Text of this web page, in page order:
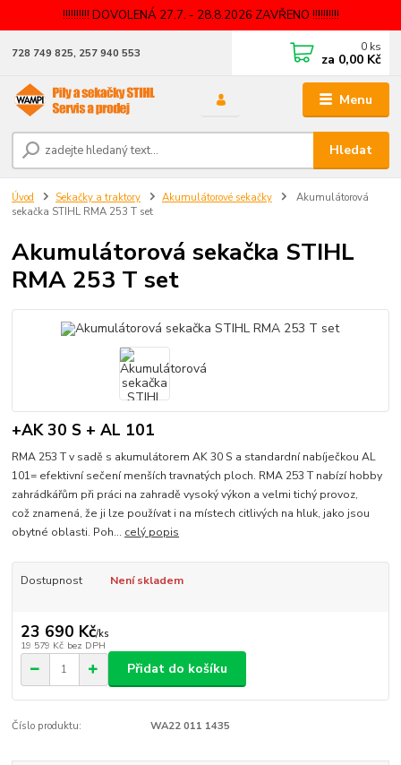
!!!!!!!!!! DOVOLENÁ 27.7. - 28.8.2026 ZAVŘENO !!!!!!!!!!
Menu
Hledat
728 749 825, 257 940 553 0 ks
za 0,00 Kč
Úvod Sekačky a traktory Akumulátorové sekačky
Akumulátorová
sekačka STIHL RMA 253 T set
Akumulátorová sekačka STIHL
RMA 253 T set
+AK 30 S + AL 101
RMA 253 T v sadě s akumulátorem AK 30 S a standardní nabíječkou AL
101= efektivní sečení menších travnatých ploch. RMA 253 T nabízí hobby
zahrádkářům při práci na zahradě vysoký výkon a velmi tichý provoz,
což znamená, že ji lze používat i na místech citlivých na hluk, jako jsou
obytné oblasti. Poh... celý popis
Dostupnost Není skladem
23 690 Kč/ks
19 579 Kč bez DPH
Přidat do košíku
Číslo produktu: WA22 011 1435